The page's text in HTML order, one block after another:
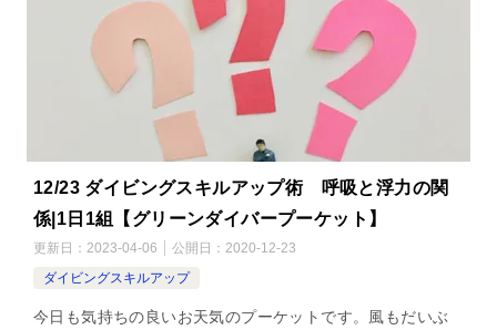
12/23 ダイビングスキルアップ術 呼吸と浮力の関
係|1日1組【グリーンダイバープーケット】
更新日： 2023-04-06 公開日： 2020-12-23
ダイビングスキルアップ
今日も気持ちの良いお天気のプーケットです。風もだいぶ